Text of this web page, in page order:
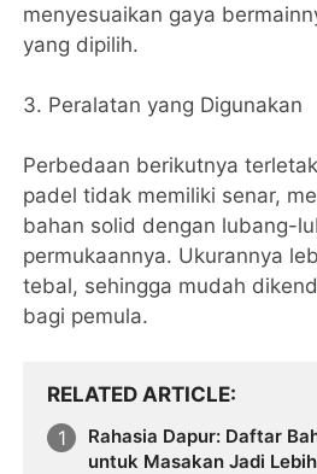
menyesuaikan gaya
yang dipilih.
3. Peralatan yang Digunakan
Perbedaan berikutnya
padel tidak memiliki senar,
bahan solid dengan lubang-
permukaannya. Ukurannya
tebal, sehingga mudah
bagi pemula.
RELATED ARTICLE
Rahasia Dapur: Daftar
untuk Masakan Jadi